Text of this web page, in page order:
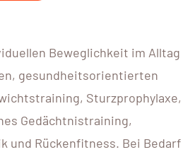
Beweglichkeit im Alltag
gesundheitsorientierten
Sturzprophylaxe,
Gedächtnistraining,
und Rückenfitness. Bei Bedarf